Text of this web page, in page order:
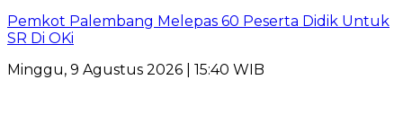
Pemkot Palembang Melepas 60 Peserta Didik Untuk
SR Di OKi
Minggu, 9 Agustus 2026 | 15:40 WIB